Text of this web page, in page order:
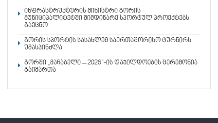
ინფრასტრუქტურის მინისტრი გორის
მუნიციპალიტეტში მიმდინარე სპორტულ პროექტებს
გაეცნო
გორის სპორტის სასახლემ საერთაშორისო ტურნირს
უმასპინძლა
გორში „მაჩაბელი – 2026“-ის დაჯილდოების ცერემონია
გაიმართა